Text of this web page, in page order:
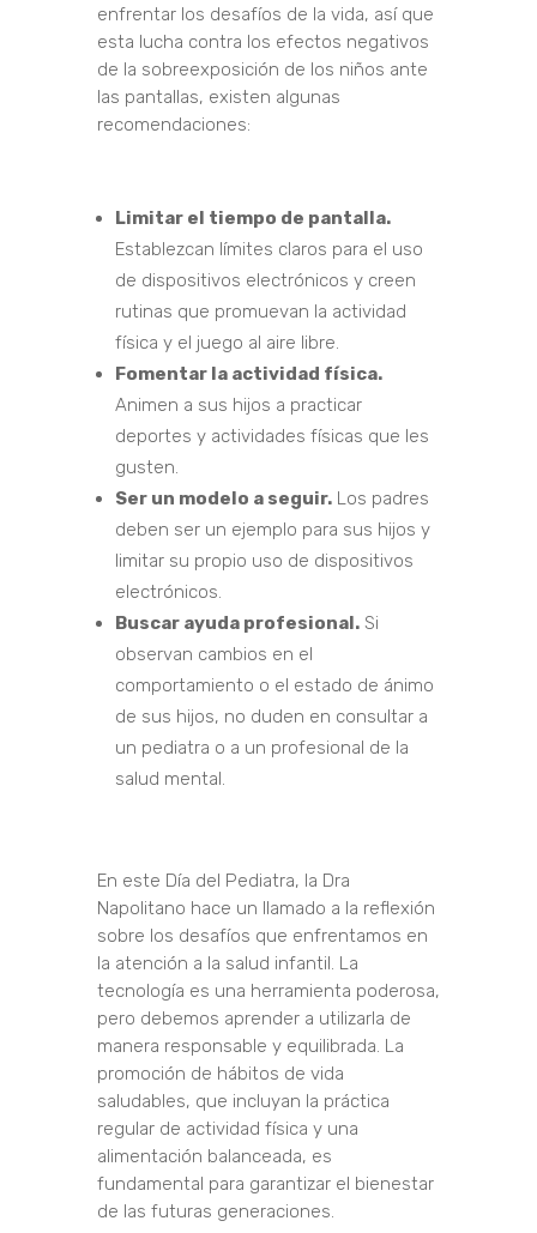
enfrentar los desafíos de la vida, así que
esta lucha contra los efectos negativos
de la sobreexposición de los niños ante
las pantallas, existen algunas
recomendaciones:
Limitar el tiempo de pantalla.
Establezcan límites claros para el uso
de dispositivos electrónicos y creen
rutinas que promuevan la actividad
física y el juego al aire libre.
Fomentar la actividad física.
Animen a sus hijos a practicar
deportes y actividades físicas que les
gusten.
Ser un modelo a seguir.Los padres
deben ser un ejemplo para sus hijos y
limitar su propio uso de dispositivos
electrónicos.
Buscar ayuda profesional.Si
observan cambios en el
comportamiento o el estado de ánimo
de sus hijos, no duden en consultar a
un pediatra o a un profesional de la
salud mental.
En este Día del Pediatra, la Dra
Napolitano hace un llamado a la reflexión
sobre los desafíos que enfrentamos en
la atención a la salud infantil. La
tecnología es una herramienta poderosa,
pero debemos aprender a utilizarla de
manera responsable y equilibrada. La
promoción de hábitos de vida
saludables, que incluyan la práctica
regular de actividad física y una
alimentación balanceada, es
fundamental para garantizar el bienestar
de las futuras generaciones.